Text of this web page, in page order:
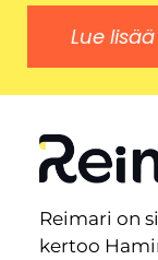
Lue
Reimari on
kertoo